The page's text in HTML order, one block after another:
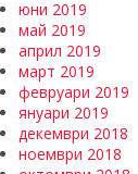
юни 2019
май 2019
април 2019
март 2019
февруари 2019
януари 2019
декември 2018
ноември 2018